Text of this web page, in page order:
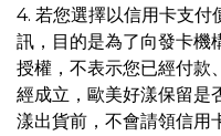
4. 若您選擇以信用卡支付
訊，目的是為了向發卡機
授權，不表示您已經付款
經成立，歐美好漾保留是
漾出貨前，不會請領信用